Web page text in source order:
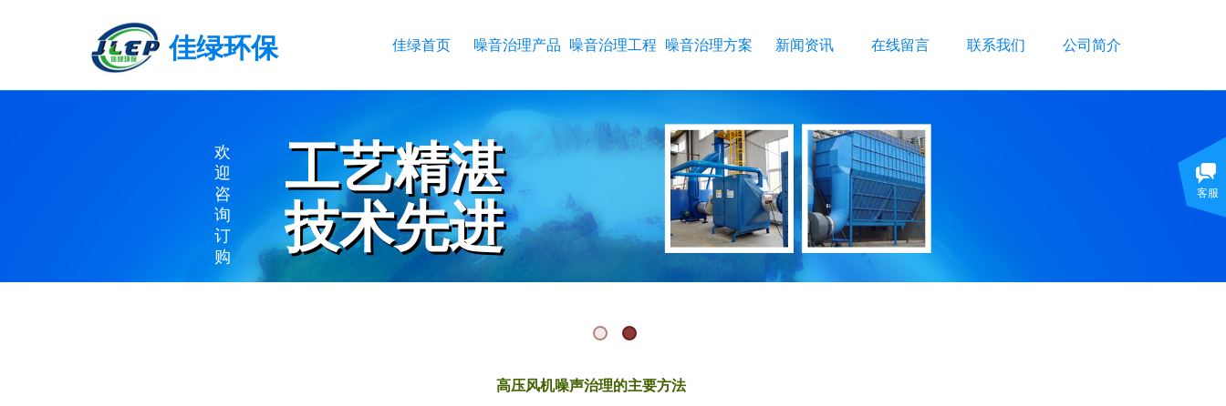
佳绿环保 佳绿首页 噪音治理产品 噪音治理工程 噪音治理方案 新闻资讯 在线留言 联系我们 公司简介
工艺精湛
技术先进
欢
迎
咨
询
订
购
工艺精湛
技术先进
高压风机噪声治理的主要方法
客服